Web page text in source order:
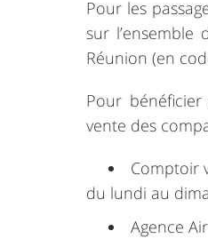
Pour les
sur
Réunion (en
Pour
vente des
Comptoir
du lundi au
Agence